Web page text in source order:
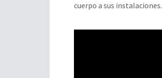
cuerpo a sus instalaciones.